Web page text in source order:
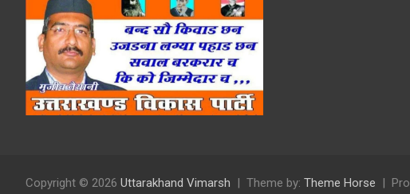
Copyright © 2026 Uttarakhand Vimarsh Theme by: Theme Horse